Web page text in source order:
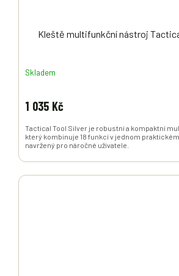
Kleště multifunkční nástroj
Skladem
1 035 Kč
Tactical Tool Silver je robustní a kompaktní
který kombinuje 18 funkcí v jednom
navržený pro náročné uživatele.